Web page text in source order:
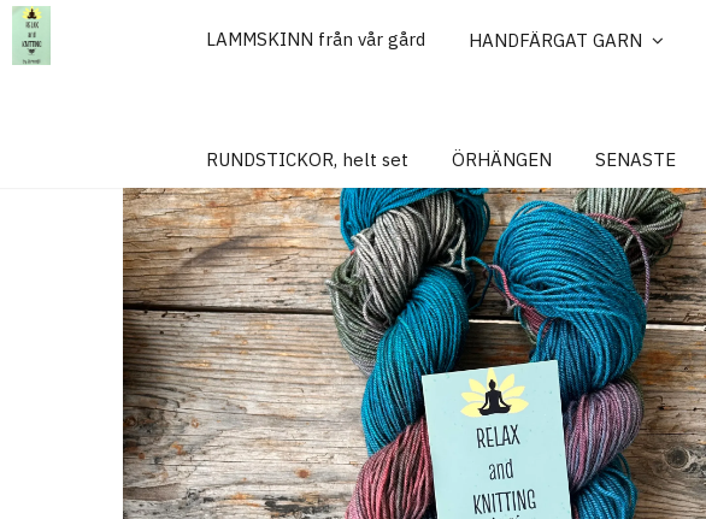
LAMMSKINN från vår gård HANDFÄRGAT GARN
RUNDSTICKOR, helt set ÖRHÄNGEN SENASTE